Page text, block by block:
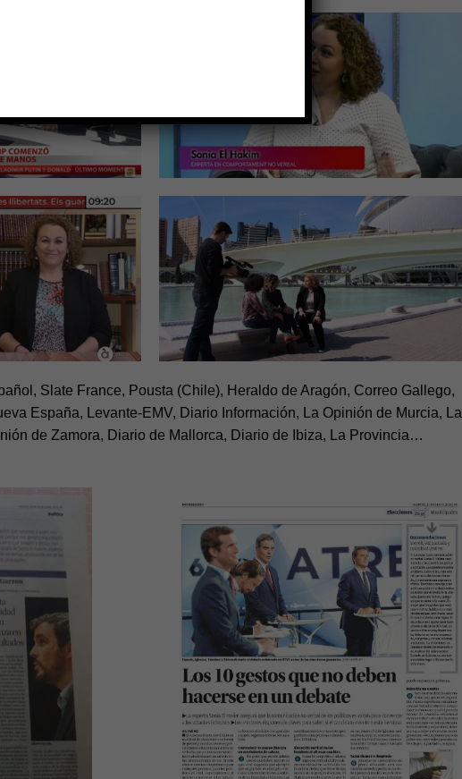
Slate France, Pousta (Chile), Heraldo de Aragón, Correo Gallego,
España, Levante-EMV, Diario Información, La Opinión de Murcia, La
de Zamora, Diario de Mallorca, Diario de Ibiza, La Provincia…